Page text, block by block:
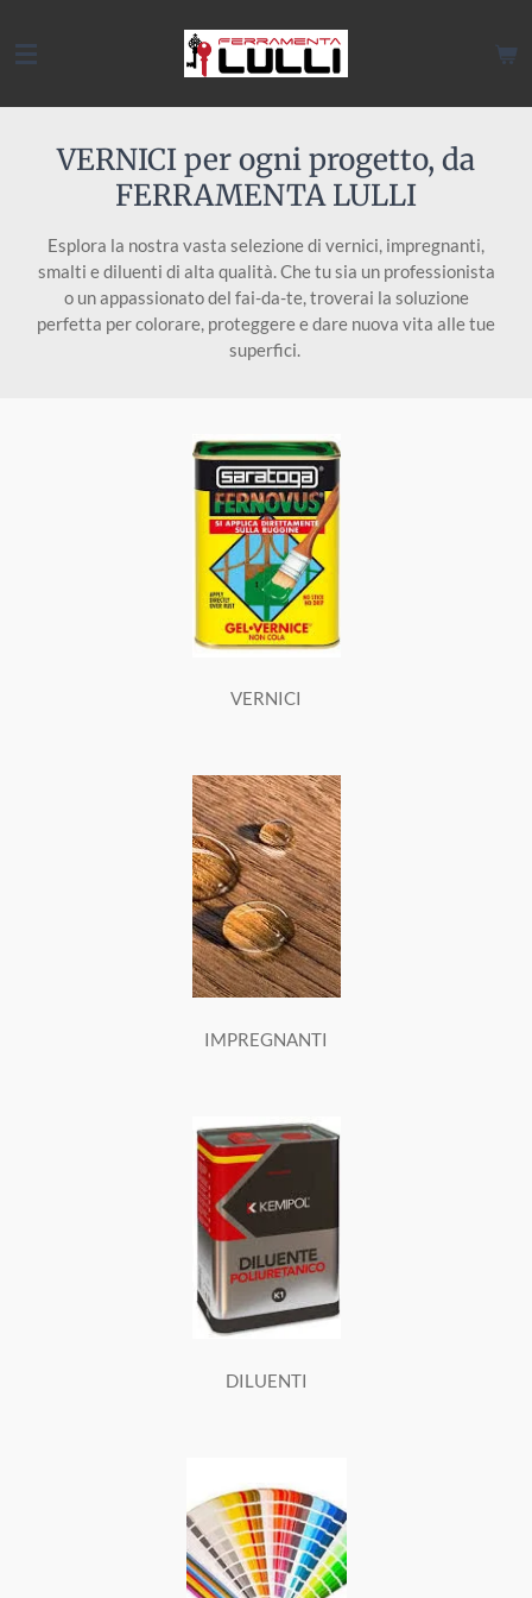
al
VERNICI per ogni progetto, da
FERRAMENTA LULLI
Esplora la nostra vasta selezione di vernici, impregnanti,
smalti e diluenti di alta qualità. Che tu sia un professionista
o un appassionato del fai-da-te, troverai la soluzione
perfetta per colorare, proteggere e dare nuova vita alle tue
superfici.
VERNICI
IMPREGNANTI
DILUENTI